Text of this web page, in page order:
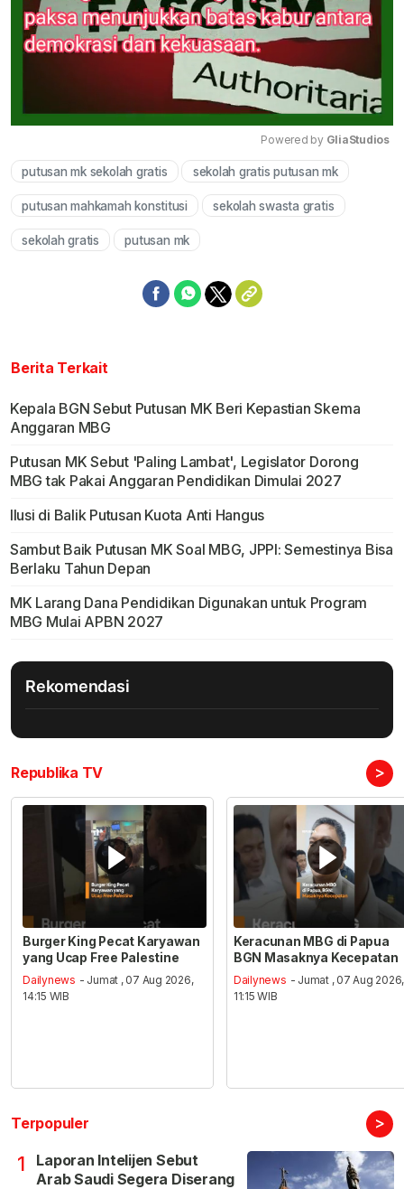
Mute
Powered by GliaStudios
putusan mk sekolah gratis sekolah gratis putusan mk
putusan mahkamah konstitusi sekolah swasta gratis
sekolah gratis putusan mk
Berita Terkait
Kepala BGN Sebut Putusan MK Beri Kepastian Skema
Anggaran MBG
Putusan MK Sebut 'Paling Lambat', Legislator Dorong
MBG tak Pakai Anggaran Pendidikan Dimulai 2027
Ilusi di Balik Putusan Kuota Anti Hangus
Sambut Baik Putusan MK Soal MBG, JPPI: Semestinya Bisa
Berlaku Tahun Depan
MK Larang Dana Pendidikan Digunakan untuk Program
MBG Mulai APBN 2027
Rekomendasi
Republika TV >
Burger King Pecat Karyawan
yang Ucap Free Palestine
Dailynews - Jumat , 07 Aug 2026,
14:15 WIB
Keracunan MBG di Papua
BGN Masaknya Kecepatan
Dailynews - Jumat , 07 Aug 2026,
11:15 WIB
Terpopuler >
1
Laporan Intelijen Sebut
Arab Saudi Segera Diserang